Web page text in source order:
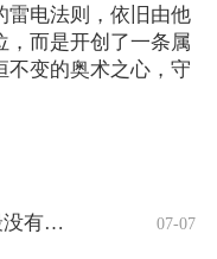
雷电法则，依旧由他
，而是开创了一条属
不变的奥术之心，守
英雄联盟中，那些英雄的Q技能最没有用处？ 07-07